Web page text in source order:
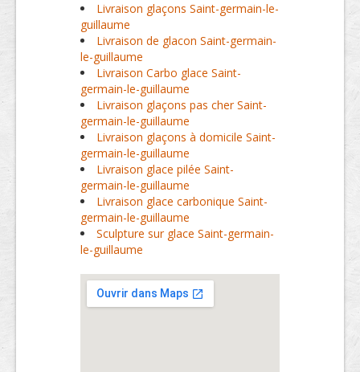
Livraison glaçons Saint-germain-le-
guillaume
Livraison de glacon Saint-germain-
le-guillaume
Livraison Carbo glace Saint-
germain-le-guillaume
Livraison glaçons pas cher Saint-
germain-le-guillaume
Livraison glaçons à domicile Saint-
germain-le-guillaume
Livraison glace pilée Saint-
germain-le-guillaume
Livraison glace carbonique Saint-
germain-le-guillaume
Sculpture sur glace Saint-germain-
le-guillaume